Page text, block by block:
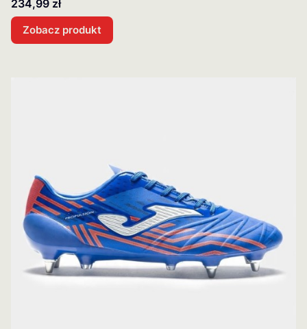
Cena
234,99 zł
Zobacz produkt